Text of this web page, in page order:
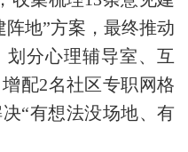
地”方案，最终推动
分心理辅导室、互
配2名社区专职网格
“有想法没场地、有